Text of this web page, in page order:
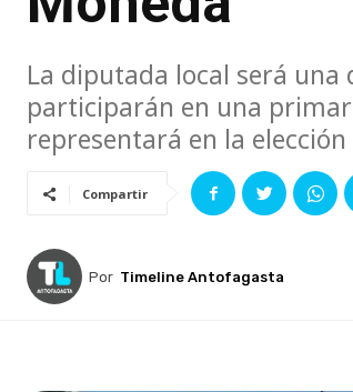
La diputada local será
participarán en una
representará en la elección
Compartir
Por Timeline Antofagasta